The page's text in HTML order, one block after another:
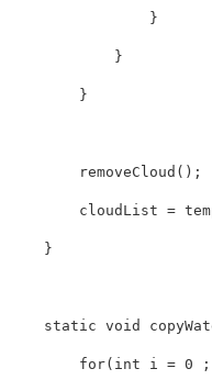
}
}
}
removeCloud ( ) ;
        cloudList
=
}
static void
for( int i = 0 ;